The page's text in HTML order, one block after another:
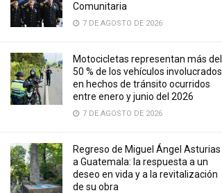
Comunitaria
7 DE AGOSTO DE 2026
Motocicletas representan más del
50 % de los vehículos involucrados
en hechos de tránsito ocurridos
entre enero y junio del 2026
7 DE AGOSTO DE 2026
Regreso de Miguel Ángel Asturias
a Guatemala: la respuesta a un
deseo en vida y a la revitalización
de su obra